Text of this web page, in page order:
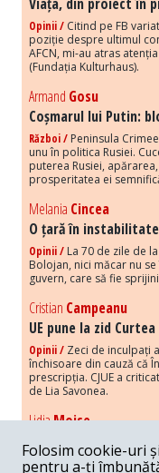
Opinii / Citind pe FB
poziție despre ultimul
AFCN, mi-au atras
(Fundația Kulturhaus).
Armand Gosu
Coșmarul lui Putin:
Război / Peninsula
unu în politica Rusiei.
puterea Rusiei,
prosperitatea ei
Melania Cincea
O țară în
Opinii / La 70 de zile de
Bolojan, nici măcar nu
guvern, care să fie
Cristian Campeanu
UE pune la zid
Opinii / Zeci de inculpați
închisoare din cauză că
prescripția. CJUE a
de Lia Savonea.
LidiaMoise
Costurile economice
Opinii / Economia nu
Folosim cookie-uri
pentru a-ți